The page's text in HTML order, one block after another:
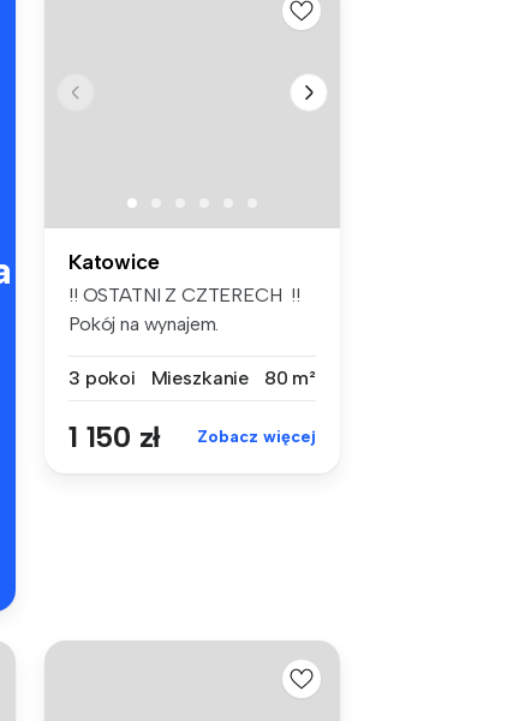
Katowice
!! OSTATNI Z CZTERECH !!
Pokój na wynajem.
3 pokoi
Mieszkanie 80 m²
1 150 zł Zobacz więcej